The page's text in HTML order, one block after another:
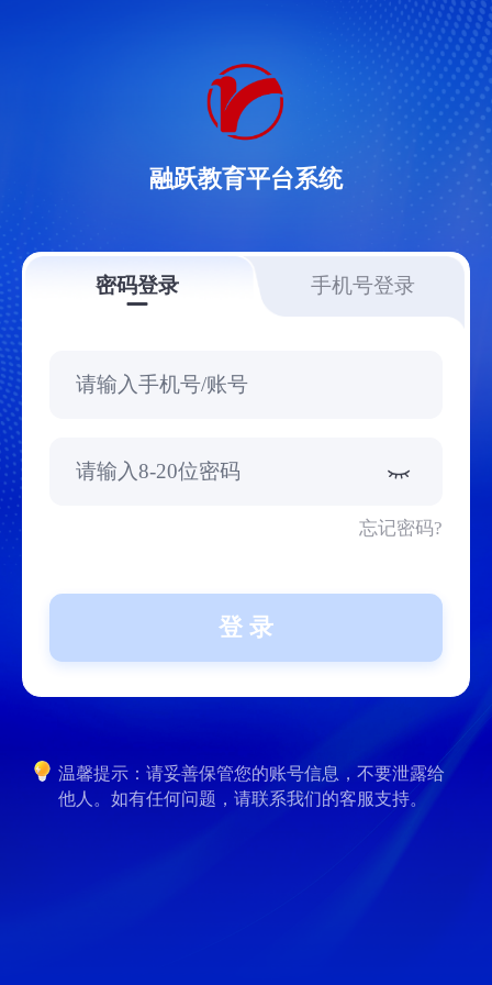
融跃教育平台系统
密码登录 手机号登录
请输入手机号/账号
请输入8-20位密码
忘记密码?
登 录
温馨提示：请妥善保管您的账号信息，不要泄露给
他人。如有任何问题，请联系我们的客服支持。